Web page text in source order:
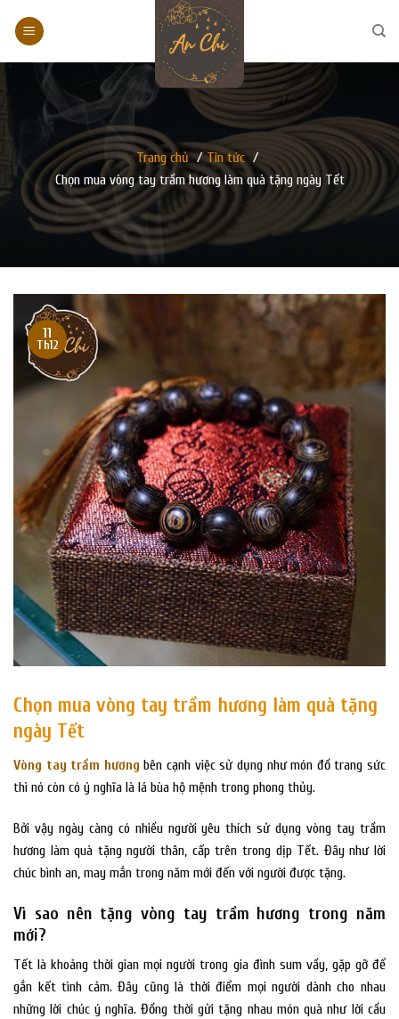
Trang chủ / Tin tức /
Chọn mua vòng tay trầm hương làm quà tặng ngày Tết
Chọn mua vòng tay trầm hương làm quà tặng
ngày Tết
11
Th12
Vòng tay trầm hương bên cạnh việc sử dụng như món đồ trang sức
thì nó còn có ý nghĩa là lá bùa hộ mệnh trong phong thủy.
Bởi vậy ngày càng có nhiều người yêu thích sử dụng vòng tay trầm
hương làm quà tặng người thân, cấp trên trong dịp Tết. Đây như lời
chúc bình an, may mắn trong năm mới đến với người được tặng.
Vì sao nên tặng vòng tay trầm hương trong năm
mới?
Tết là khoảng thời gian mọi người trong gia đình sum vầy, gặp gỡ để
gắn kết tình cảm. Đây cũng là thời điểm mọi người dành cho nhau
những lời chúc ý nghĩa. Đồng thời gửi tặng nhau món quà như lời cầu